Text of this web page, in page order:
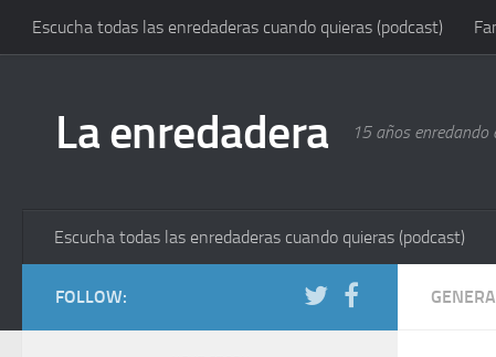
Escucha todas las enredaderas cuando quieras (podcast)
La enredadera 15 años enredando
Escucha todas las enredaderas cuando quieras (podcast)
FOLLOW: